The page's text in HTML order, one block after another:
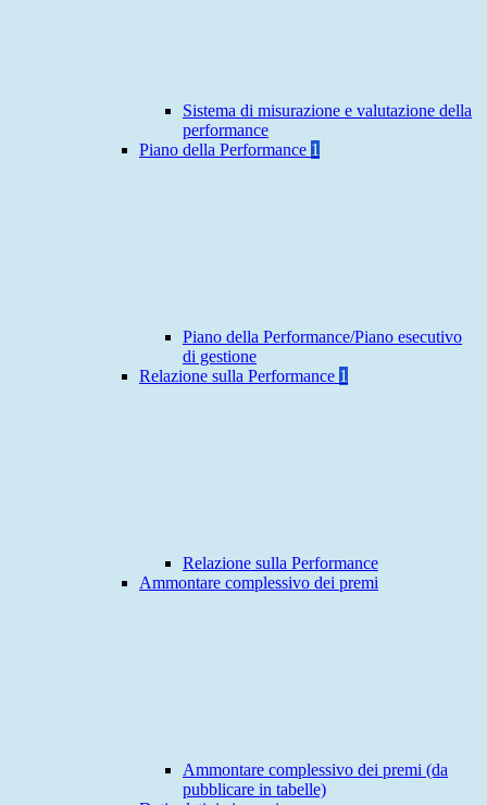
Sistema di misurazione e valutazione della
performance
Piano della Performance 1
Piano della Performance/Piano esecutivo
di gestione
Relazione sulla Performance 1
Relazione sulla Performance
Ammontare complessivo dei premi
Ammontare complessivo dei premi (da
pubblicare in tabelle)